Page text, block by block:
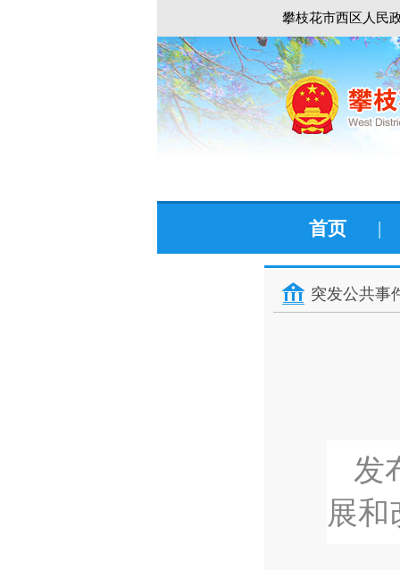
攀枝花市西区人民
首页 |
突发公共事
发
展和